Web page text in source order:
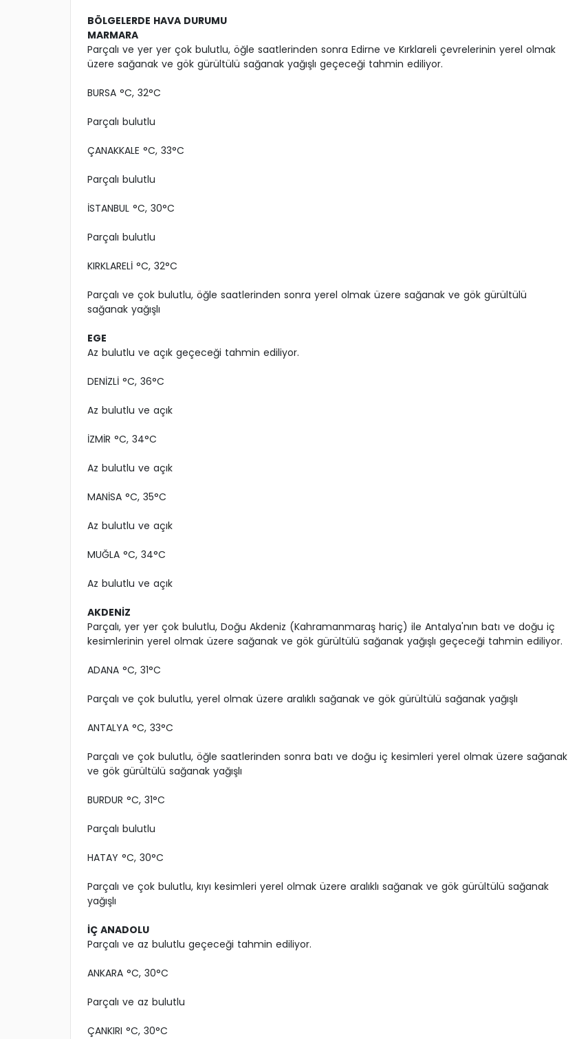
BÖLGELERDE HAVA DURUMU
MARMARA
Parçalı ve yer yer çok bulutlu, öğle saatlerinden sonra Edirne ve Kırklareli çevrelerinin yerel olmak
üzere sağanak ve gök gürültülü sağanak yağışlı geçeceği tahmin ediliyor.
BURSA °C, 32°C
Parçalı bulutlu
ÇANAKKALE °C, 33°C
Parçalı bulutlu
İSTANBUL °C, 30°C
Parçalı bulutlu
KIRKLARELİ °C, 32°C
Parçalı ve çok bulutlu, öğle saatlerinden sonra yerel olmak üzere sağanak ve gök gürültülü
sağanak yağışlı
EGE
Az bulutlu ve açık geçeceği tahmin ediliyor.
DENİZLİ °C, 36°C
Az bulutlu ve açık
İZMİR °C, 34°C
Az bulutlu ve açık
MANİSA °C, 35°C
Az bulutlu ve açık
MUĞLA °C, 34°C
Az bulutlu ve açık
AKDENİZ
Parçalı, yer yer çok bulutlu, Doğu Akdeniz (Kahramanmaraş hariç) ile Antalya'nın batı ve doğu iç
kesimlerinin yerel olmak üzere sağanak ve gök gürültülü sağanak yağışlı geçeceği tahmin ediliyor.
ADANA °C, 31°C
Parçalı ve çok bulutlu, yerel olmak üzere aralıklı sağanak ve gök gürültülü sağanak yağışlı
ANTALYA °C, 33°C
Parçalı ve çok bulutlu, öğle saatlerinden sonra batı ve doğu iç kesimleri yerel olmak üzere sağanak
ve gök gürültülü sağanak yağışlı
BURDUR °C, 31°C
Parçalı bulutlu
HATAY °C, 30°C
Parçalı ve çok bulutlu, kıyı kesimleri yerel olmak üzere aralıklı sağanak ve gök gürültülü sağanak
yağışlı
İÇ ANADOLU
Parçalı ve az bulutlu geçeceği tahmin ediliyor.
ANKARA °C, 30°C
Parçalı ve az bulutlu
ÇANKIRI °C, 30°C